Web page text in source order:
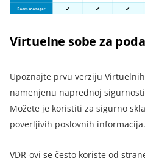
Virtuelne sobe za
Upoznajte prvu verziju
namenjenu naprednoj
Možete je koristiti za sigurno
poverljivih poslovnih informacija.
VDR-ovi se često koriste od